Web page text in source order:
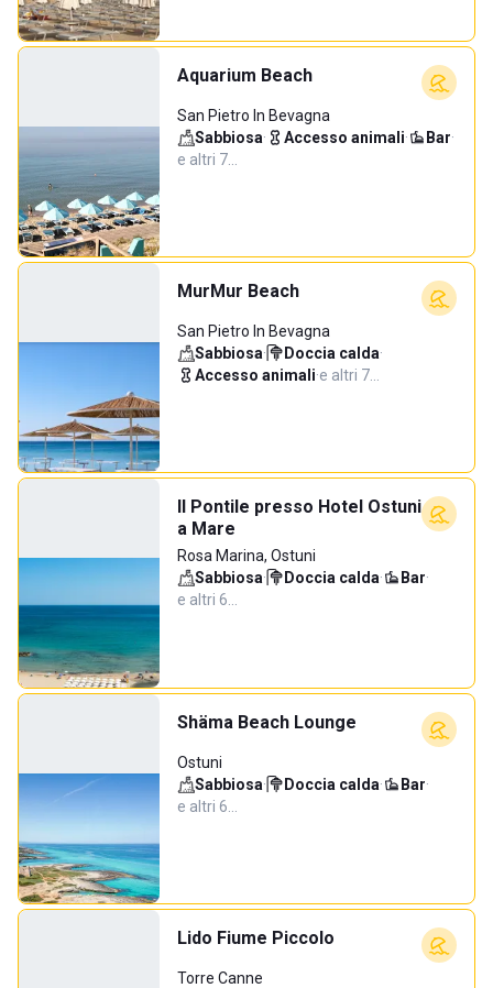
Aquarium Beach
San Pietro In Bevagna
Sabbiosa· Accesso animali· Bar·
e altri 7…
MurMur Beach
San Pietro In Bevagna
Sabbiosa· Doccia calda·
Accesso animali·e altri 7…
Il Pontile presso Hotel Ostuni
a Mare
Rosa Marina, Ostuni
Sabbiosa· Doccia calda· Bar·
e altri 6…
Shäma Beach Lounge
Ostuni
Sabbiosa· Doccia calda· Bar·
e altri 6…
Lido Fiume Piccolo
Torre Canne